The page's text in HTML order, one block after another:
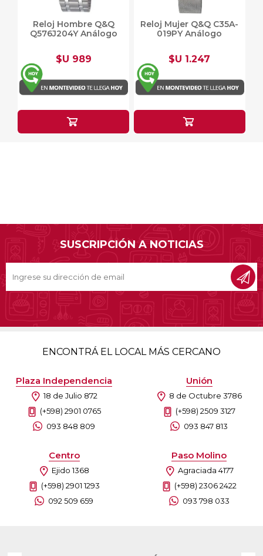
Reloj Hombre Q&Q
Q576J204Y Análogo
$U 989
Reloj Mujer Q&Q C35A-
019PY Análogo
$U 1.247
SUSCRIPCIÓN A NOTICIAS
ENCONTRÁ EL LOCAL MÁS CERCANO
Plaza Independencia
18 de Julio 872
(+598) 2901 0765
093 848 809
Unión
8 de Octubre 3786
(+598) 2509 3127
093 847 813
Centro
Ejido 1368
(+598) 2901 1293
092 509 659
Paso Molino
Agraciada 4177
(+598) 2306 2422
093 798 033